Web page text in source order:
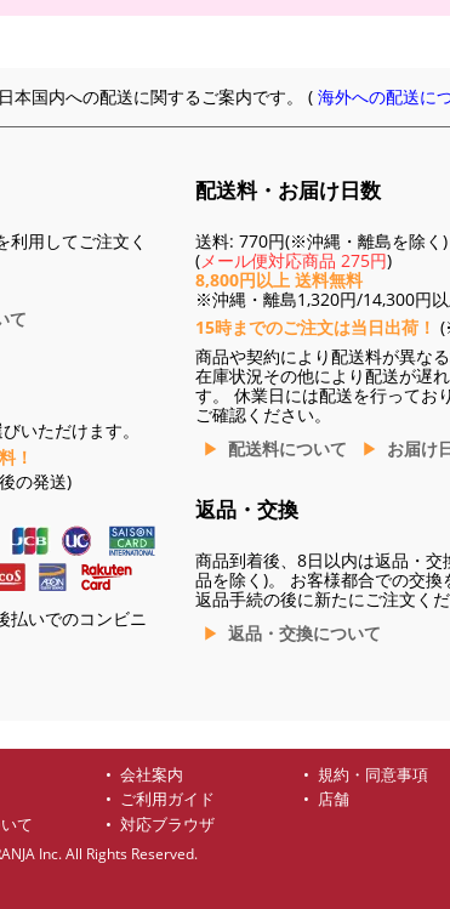
日本国内への配送に関するご案内です。 (海外への配送に
利用してご注文く
て
いただけます。
！
の発送)
払いでのコンビニ
配送料・お届け日数
送料: 770円(※沖縄・離島を除く)
( メール便対応商品 275円)
8,800円以上 送料無料
※沖縄・離島1,320円/14,300円
15時までのご注文は当日出荷！
商品や契約により配送料が異なる
在庫状況その他により配送が遅
す。 休業日には配送を行ってお
ご確認ください。
配送料について
お届け
返品・交換
商品到着後、8日以内は返品・交
品を除く)。 お客様都合での交換
返品手続の後に新たにご注文くだ
返品・交換について
会社案内
規約・同意事項
ご利用ガイド
店舗
て
対応ブラウザ
Inc. All Rights Reserved.